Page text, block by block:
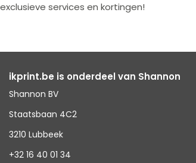
exclusieve services en kortingen!
ikprint.be is onderdeel van Shannon
Shannon BV
Staatsbaan 4C2
3210 Lubbeek
+32 16 40 01 34